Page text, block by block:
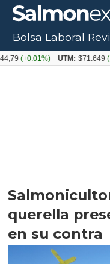
querella
en su contra
Bolsa Laboral
UTM: $71.649 (+0.20%)